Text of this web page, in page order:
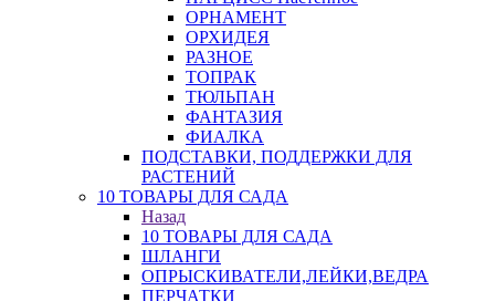
ОРНАМЕНТ
ОРХИДЕЯ
РАЗНОЕ
ТОПРАК
ТЮЛЬПАН
ФАНТАЗИЯ
ФИАЛКА
ПОДСТАВКИ, ПОДДЕРЖКИ ДЛЯ
РАСТЕНИЙ
10 ТОВАРЫ ДЛЯ САДА
Назад
10 ТОВАРЫ ДЛЯ САДА
ШЛАНГИ
ОПРЫСКИВАТЕЛИ,ЛЕЙКИ,ВЕДРА
ПЕРЧАТКИ